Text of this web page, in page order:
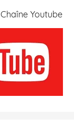
Chaîne Youtube